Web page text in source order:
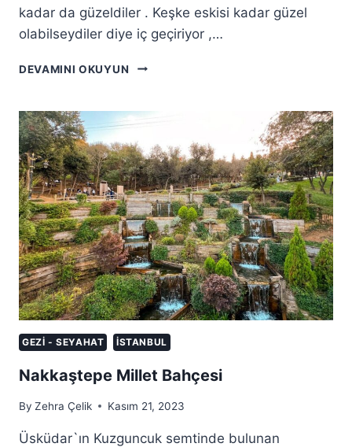
kadar da güzeldiler . Keşke eskisi kadar güzel
olabilseydiler diye iç geçiriyor ,…
DEVAMINI OKUYUN
İSTANBUL`UN
GEZI - SEYAHAT İSTANBUL
Nakkaştepe Millet Bahçesi
By Zehra Çelik Kasım 21, 2023
Üsküdar`ın Kuzguncuk semtinde bulunan